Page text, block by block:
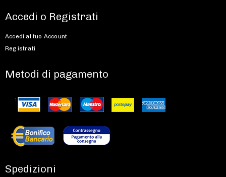
Accedi o Registrati
Accedi al tuo Account
Registrati
Metodi di pagamento
Spedizioni